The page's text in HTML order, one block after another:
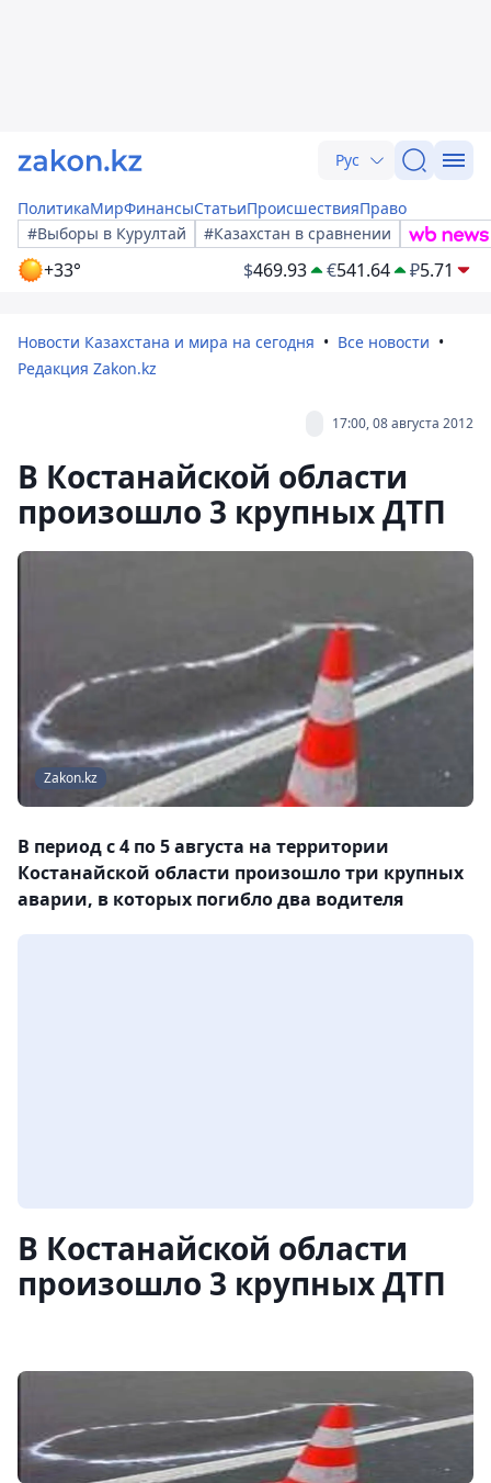
Рус
ПолитикаМирФинансыСтатьиПроисшествияПраво
#Выборы в Курултай
#Казахстан в сравнении
+33° $469.93 €541.64 ₽5.71
Новости Казахстана и мира на сегодня
Все новости
Редакция Zakon.kz
17:00, 08 августа 2012
В Костанайской области
произошло 3 крупных ДТП
Zakon.kz
В период с 4 по 5 августа на территории
Костанайской области произошло три крупных
аварии, в которых погибло два водителя
В Костанайской области
произошло 3 крупных ДТП